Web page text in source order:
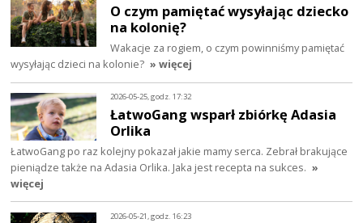
O czym pamiętać wysyłając dziecko
na kolonię?
Wakacje za rogiem, o czym powinniśmy pamiętać
wysyłając dzieci na kolonie? » więcej
2026-05-25, godz. 17:32
ŁatwoGang wsparł zbiórkę Adasia
Orlika
ŁatwoGang po raz kolejny pokazał jakie mamy serca. Zebrał brakujące
pieniądze także na Adasia Orlika. Jaka jest recepta na sukces. »
więcej
2026-05-21, godz. 16:23